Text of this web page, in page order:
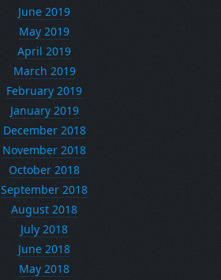
June 2019
May 2019
April 2019
March 2019
February 2019
January 2019
December 2018
November 2018
October 2018
September 2018
August 2018
July 2018
June 2018
May 2018